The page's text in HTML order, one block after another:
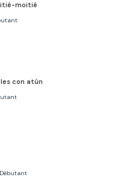
moitié
con atún
Débutant